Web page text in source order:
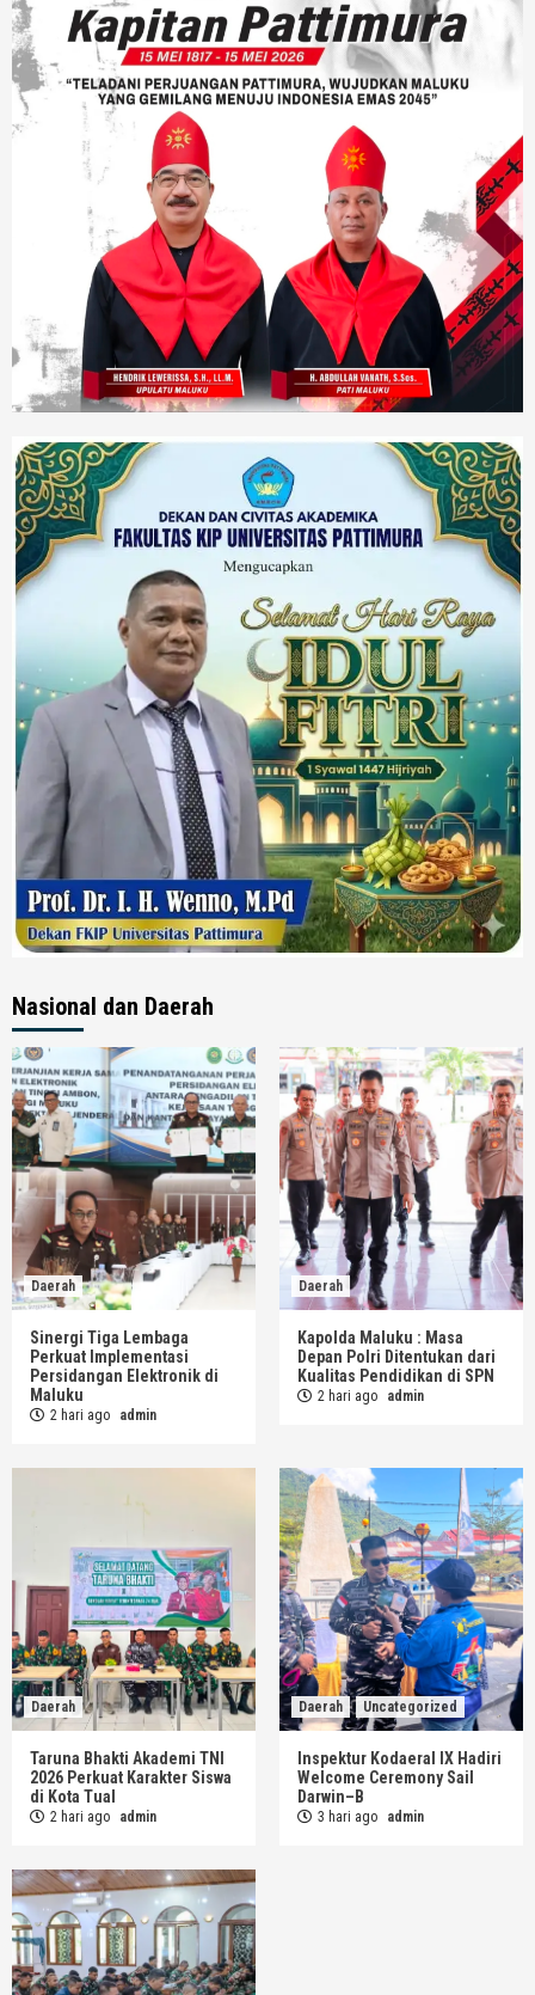
Nasional dan Daerah
Daerah
Sinergi Tiga Lembaga
Perkuat Implementasi
Persidangan Elektronik di
Maluku
2 hari ago admin
Daerah
Kapolda Maluku : Masa
Depan Polri Ditentukan dari
Kualitas Pendidikan di SPN
2 hari ago admin
Daerah
Taruna Bhakti Akademi TNI
2026 Perkuat Karakter Siswa
di Kota Tual
2 hari ago admin
Daerah Uncategorized
Inspektur Kodaeral IX Hadiri
Welcome Ceremony Sail
Darwin–B
3 hari ago admin